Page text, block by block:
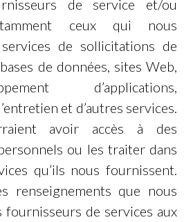
de service et/ou
ceux qui nous
de sollicitations de
de données, sites Web,
d’applications,
et d’autres services.
avoir accès à des
ou les traiter dans
qu’ils nous fournissent.
renseignements que nous
fournisseurs de services aux